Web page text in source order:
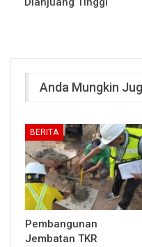
Anda Mungkin
BERITA
Pembangunan
Jembatan TKR